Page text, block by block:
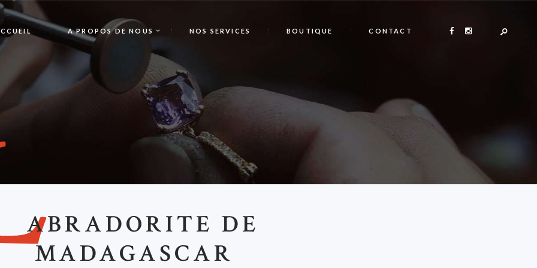
A PROPOS DE NOUS NOS SERVICES BOUTIQUE CONTACT
ABRADORITE DE
MADAGASCAR